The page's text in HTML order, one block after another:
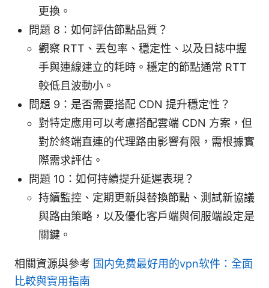
更換。
問題 8：如何評估節點品質？
觀察 RTT、丟包率、穩定性、以及日誌中握
手與連線建立的耗時。穩定的節點通常 RTT
較低且波動小。
問題 9：是否需要搭配 CDN 提升穩定性？
對特定應用可以考慮搭配雲端 CDN 方案，但
對於終端直連的代理路由影響有限，需根據實
際需求評估。
問題 10：如何持續提升延遲表現？
持續監控、定期更新與替換節點、測試新協議
與路由策略，以及優化客戶端與伺服端設定是
關鍵。
相關資源與參考 国内免费最好用的vpn软件：全面
比較與實用指南